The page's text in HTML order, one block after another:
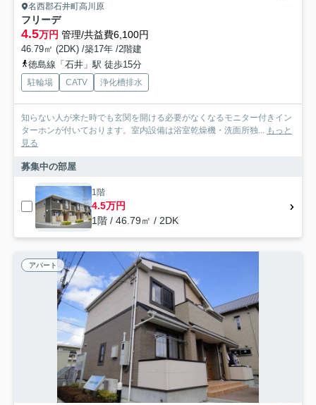
名西郡石井町高川原
フリーデ
4.5万円 管理/共益費6,100円
46.79㎡ (2DK) /築17年 /2階建
徳島線「石井」駅 徒歩15分
駐輪場 CATV 浄化槽排水
知らない人が来た時でも玄関を開ける必要がなくなるモニター付きイン
ターホンが付いております。室内設備は浴室乾燥機・洗面所独...
もっと
見る
募集中の部屋
1階
4.5万円
1階 / 46.79㎡ / 2DK
アパート